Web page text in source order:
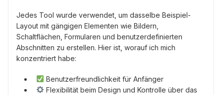
Jedes Tool wurde verwendet, um dasselbe Beispiel-
Layout mit gängigen Elementen wie Bildern,
Schaltflächen, Formularen und benutzerdefinierten
Abschnitten zu erstellen. Hier ist, worauf ich mich
konzentriert habe:
Benutzerfreundlichkeit für Anfänger
Flexibilität beim Design und Kontrolle über das